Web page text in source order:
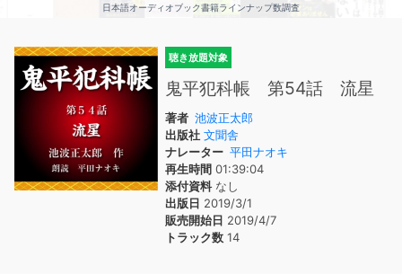
日本語オーディオブック書籍ラインナップ数調査
聴き放題対象
鬼平犯科帳 第54話 流星
著者 池波正太郎
出版社 文聞舎
ナレーター 平田ナオキ
再生時間 01:39:04
添付資料なし
出版日 2019/3/1
販売開始日 2019/4/7
トラック数 14